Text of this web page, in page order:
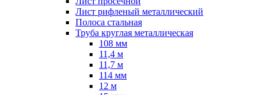
Лист рифленый металлический
Полоса стальная
Труба круглая металлическая
108 мм
11,4 м
11,7 м
114 мм
12 м